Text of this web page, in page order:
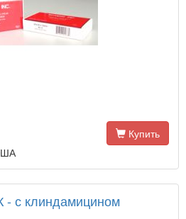
Купить
- с клиндамицином